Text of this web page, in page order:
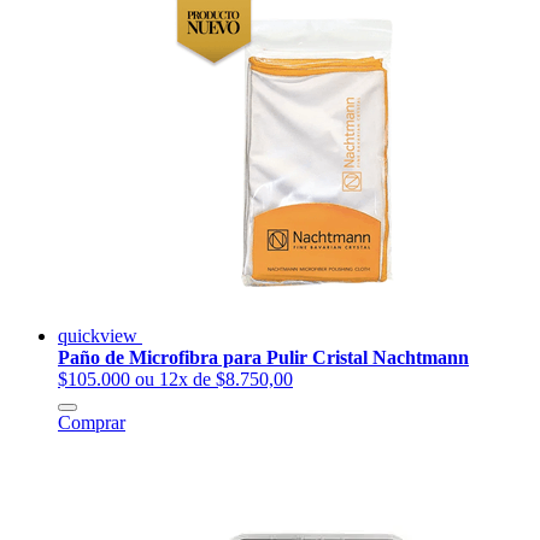
quickview
Paño de Microfibra para Pulir Cristal Nachtmann
$105.000 ou 12x de $8.750,00
Comprar